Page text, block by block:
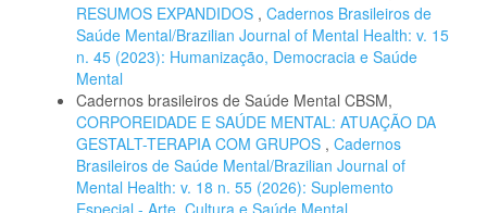
RESUMOS EXPANDIDOS , Cadernos Brasileiros de
Saúde Mental/Brazilian Journal of Mental Health: v. 15
n. 45 (2023): Humanização, Democracia e Saúde
Mental
Cadernos brasileiros de Saúde Mental CBSM,
CORPOREIDADE E SAÚDE MENTAL: ATUAÇÃO DA
GESTALT-TERAPIA COM GRUPOS , Cadernos
Brasileiros de Saúde Mental/Brazilian Journal of
Mental Health: v. 18 n. 55 (2026): Suplemento
Especial - Arte, Cultura e Saúde Mental